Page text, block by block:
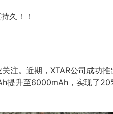
久！！
注。近期，XTAR公司成功
提升至6000mAh，实现了